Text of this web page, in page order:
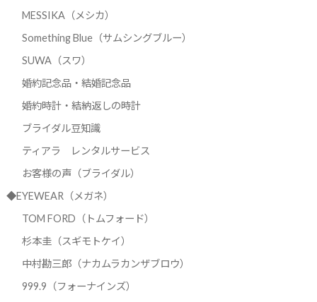
MESSIKA（メシカ）
Something Blue（サムシングブルー）
SUWA（スワ）
婚約記念品・結婚記念品
婚約時計・結納返しの時計
ブライダル豆知識
ティアラ レンタルサービス
お客様の声（ブライダル）
◆EYEWEAR（メガネ）
TOM FORD（トムフォード）
杉本圭（スギモトケイ）
中村勘三郎（ナカムラカンザブロウ）
999.9（フォーナインズ）